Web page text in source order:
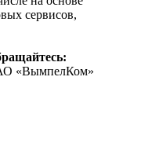
сервисов,
«ВымпелКом»